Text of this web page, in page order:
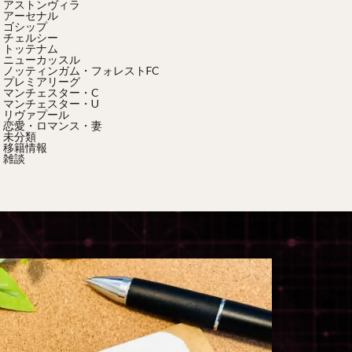
アストンヴィラ
アーセナル
ゴシップ
チェルシー
トッテナム
ニューカッスル
ノッティンガム・フォレストFC
プレミアリーグ
マンチェスター・C
マンチェスター・U
リヴァプール
恋愛・ロマンス・妻
未分類
移籍情報
雑談